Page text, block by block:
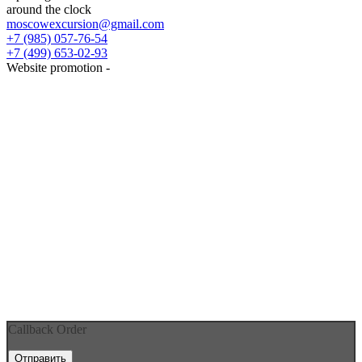
around the clock
moscowexcursion@gmail.com
+7 (985) 057-76-54
+7 (499) 653-02-93
Website promotion -
Callback Order